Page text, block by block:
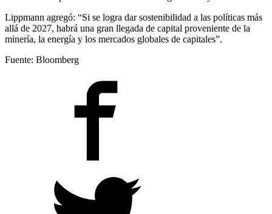
Lippmann agregó: “Si se logra dar sostenibilidad a las políticas más
allá de 2027, habrá una gran llegada de capital proveniente de la
minería, la energía y los mercados globales de capitales”.
Fuente: Bloomberg